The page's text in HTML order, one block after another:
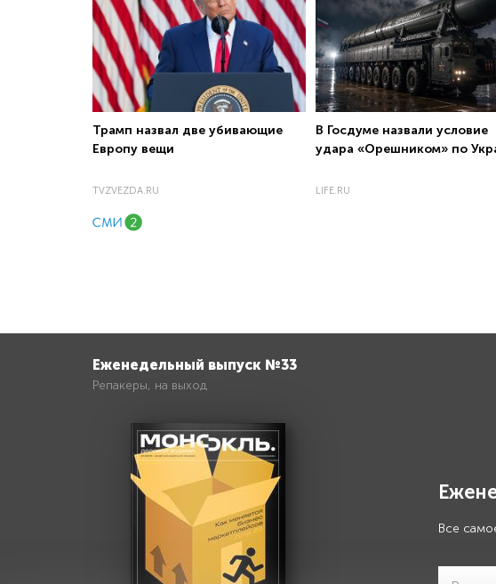
Трамп назвал две убивающие
Европу вещи
TVZVEZDA.RU
В Госдуме назвали условие
удара «Орешником» по
LIFE.RU
Еженедельный выпуск №33
Репакеры, на выход
Все